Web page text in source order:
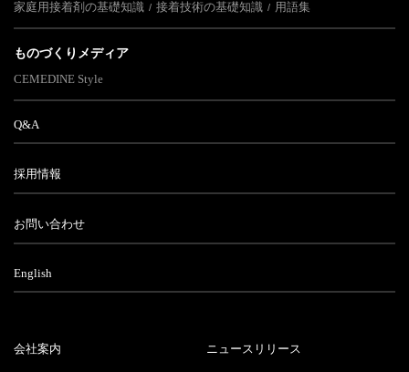
家庭用接着剤の基礎知識
接着技術の基礎知識 用語集
ものづくりメディア
CEMEDINE Style
Q&A
採用情報
お問い合わせ
English
会社案内 ニュースリリース